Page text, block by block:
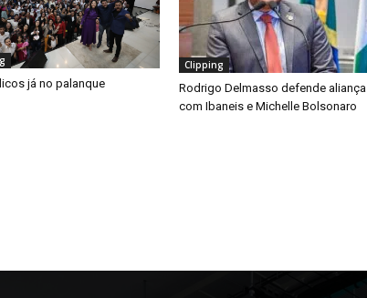
já no palanque
Clipping
Rodrigo Delmasso defende aliança
com Ibaneis e Michelle Bolsonaro